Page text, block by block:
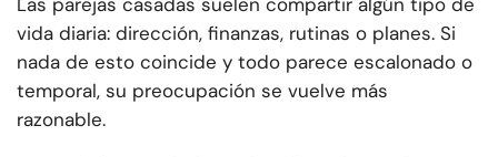
vida diaria: dirección, finanzas, rutinas o planes. Si
nada de esto coincide y todo parece escalonado o
temporal, su preocupación se vuelve más
razonable.